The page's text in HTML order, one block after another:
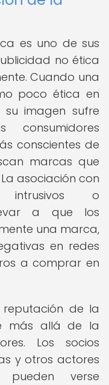
es uno de sus
no ética
Cuando una
poco ética en
su imagen sufre
consumidores
conscientes de
marcas que
asociación con
intrusivos o
a que los
una marca,
en redes
a comprar en
de la
más allá de la
Los socios
y otros actores
verse